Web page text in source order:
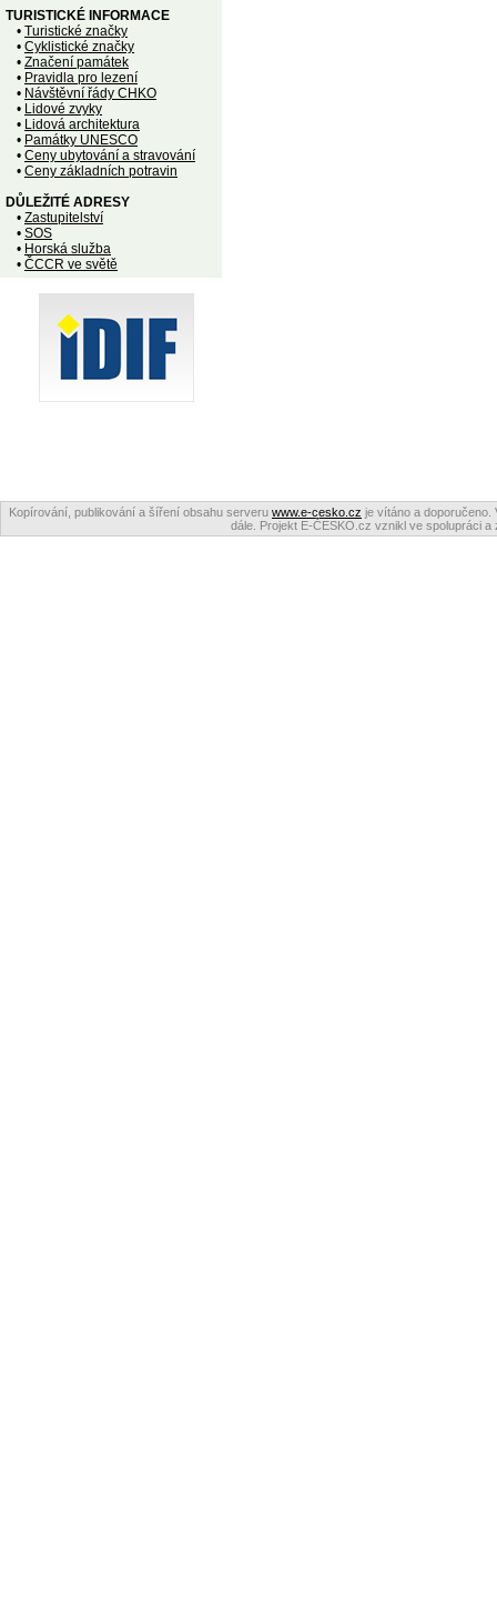
TURISTICKÉ INFORMACE
• Turistické značky
• Cyklistické značky
• Značení památek
• Pravidla pro lezení
• Návštěvní řády CHKO
• Lidové zvyky
• Lidová architektura
• Památky UNESCO
• Ceny ubytování a stravování
• Ceny základních potravin
DŮLEŽITÉ ADRESY
• Zastupitelství
• SOS
• Horská služba
• ČCCR ve světě
Kopírování, publikování a šíření obsahu serveru www.e-cesko.cz je vítáno a doporučeno.
dále. Projekt E-ČESKO.cz vznikl ve spolupráci